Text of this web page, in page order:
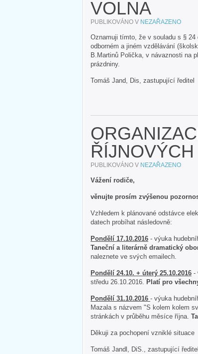
VOLNA
PUBLIKOVÁNO V NEZAŘAZENO
Oznamuji tímto, že v souladu s §
odborném a jiném vzdělávání
B.Martinů Polička, v návaznosti na
prázdniny.
Tomáš Jand, Dis, zastupující ředitel
PUBLIKOVÁNO V NEZAŘAZENO
Vážení rodiče,
věnujte prosím zvýšenou
Vzhledem k plánované odstávce
datech probíhat následovně:
Pondělí 17.10.2016 - výuka
Taneční a literárně dramatický
naleznete ve svých emailech.
Pondělí 24.10. + úterý 25.10.2016 -
středu 26.10.2016. Platí pro
Pondělí 31.10.2016 - výuka
Mazala s názvem "S kolem kolem
stránkách v průběhu měsíce října.
Děkuji za pochopení vzniklé situace
Tomáš Jandl, DiS., zastupující ředitel